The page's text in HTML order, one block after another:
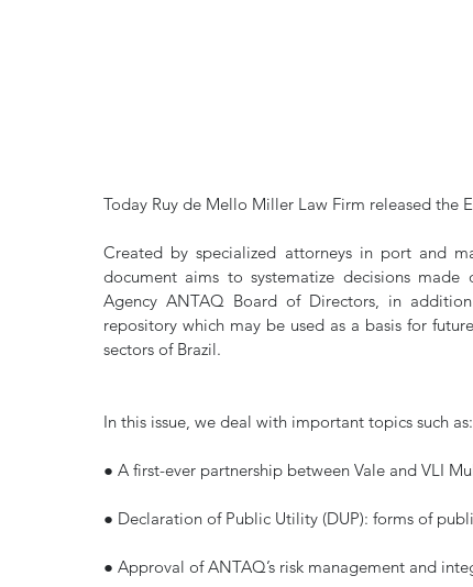
Today Ruy de Mello Miller Law Firm released the
Created by specialized attorneys in port and
document aims to systematize decisions
Agency ANTAQ Board of Directors, in
repository which may be used as a basis for
sectors of Brazil.
In this issue, we deal with important topics such as:
● A first-ever partnership between Vale and VLI
● Declaration of Public Utility (DUP): forms of
● Approval of ANTAQ’s risk management and